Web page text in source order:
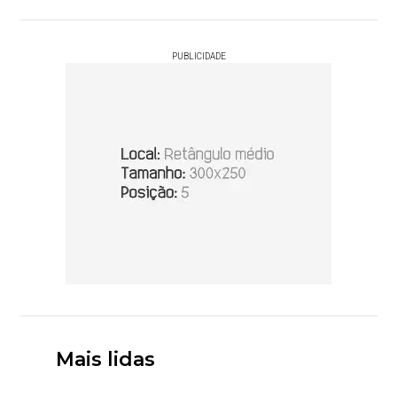
PUBLICIDADE
Mais lidas